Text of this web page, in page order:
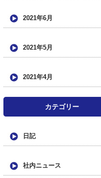
2021年6月
2021年5月
2021年4月
カテゴリー
日記
社内ニュース